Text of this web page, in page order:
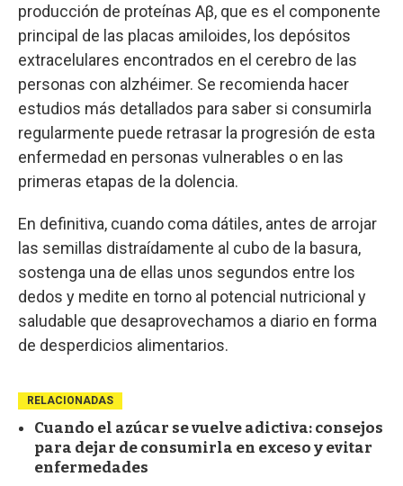
producción de proteínas Aβ, que es el componente
principal de las placas amiloides, los depósitos
extracelulares encontrados en el cerebro de las
personas con alzhéimer. Se recomienda hacer
estudios más detallados para saber si consumirla
regularmente puede retrasar la progresión de esta
enfermedad en personas vulnerables o en las
primeras etapas de la dolencia.
En definitiva, cuando coma dátiles, antes de arrojar
las semillas distraídamente al cubo de la basura,
sostenga una de ellas unos segundos entre los
dedos y medite en torno al potencial nutricional y
saludable que desaprovechamos a diario en forma
de desperdicios alimentarios.
RELACIONADAS
Cuando el azúcar se vuelve adictiva: consejos
para dejar de consumirla en exceso y evitar
enfermedades